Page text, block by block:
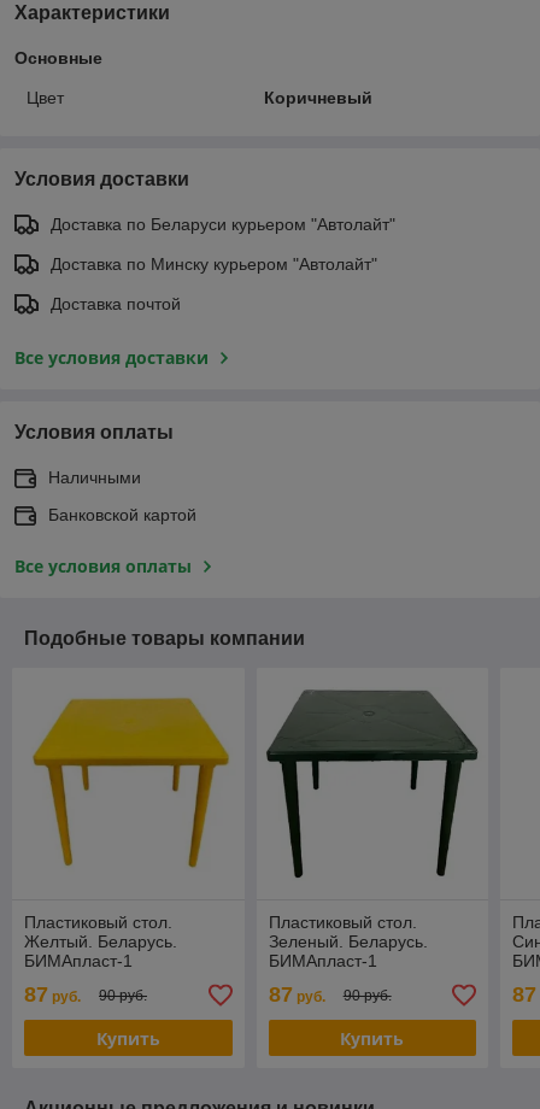
Характеристики
Основные
Цвет Коричневый
Условия доставки
Доставка по Беларуси курьером "Автолайт"
Доставка по Минску курьером "Автолайт"
Доставка почтой
Все условия доставки
Условия оплаты
Наличными
Банковской картой
Все условия оплаты
Подобные товары компании
Пластиковый стол.
Желтый. Беларусь.
БИМАпласт-1
87 руб. 90 руб.
Купить
Пластиковый стол.
Зеленый. Беларусь.
БИМАпласт-1
87 руб. 90 руб.
Купить
87